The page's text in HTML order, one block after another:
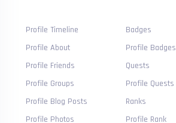
Profile Timeline
Profile About
Profile Friends
Profile Groups
Profile Blog Posts
Profile Photos
Badges
Profile Badges
Quests
Profile Quests
Ranks
Profile Rank